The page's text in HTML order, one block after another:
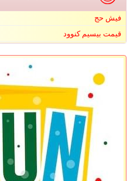
فیش حج
قیمت بیسیم کنوود